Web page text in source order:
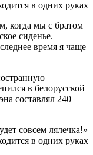
когда мы с братом
сиденье.
время я чаще
в белорусской
составлял 240